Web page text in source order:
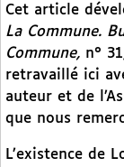
Cet article
La Commune.
Commune, n°
retravaillé ici
auteur et de
que nous
L’existence de